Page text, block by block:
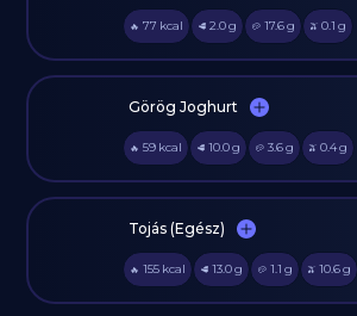
🔥 77 kcal 🥩 2.0g 🥔 17.6g 🫒 0.1 g
Görög Joghurt
🔥 59 kcal 🥩 10.0g 🥔 3.6g 🫒 0.4g
Tojás (Egész)
🔥 155 kcal 🥩 13.0g 🥔 1.1 g 🫒 10.6g